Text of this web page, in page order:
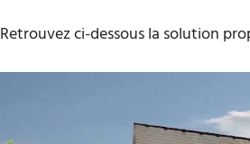
Retrouvez ci-dessous la solution